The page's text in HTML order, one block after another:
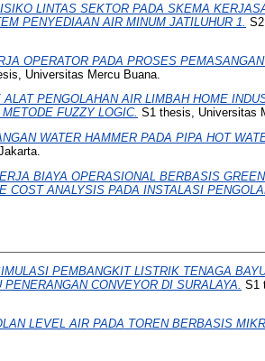
LINTAS SEKTOR PADA SKEMA
PENYEDIAAN AIR MINUM JATILUHUR 1.
OPERATOR PADA PROSES
Universitas Mercu Buana.
ALAT PENGOLAHAN AIR LIMBAH HOME
FUZZY LOGIC. S1 thesis, Universitas
WATER HAMMER PADA PIPA HOT
BIAYA OPERASIONAL BERBASIS
COST ANALYSIS PADA INSTALASI
PEMBANGKIT LISTRIK TENAGA
CONVEYOR DI SURALAYA. S1
LEVEL AIR PADA TOREN BERBASIS